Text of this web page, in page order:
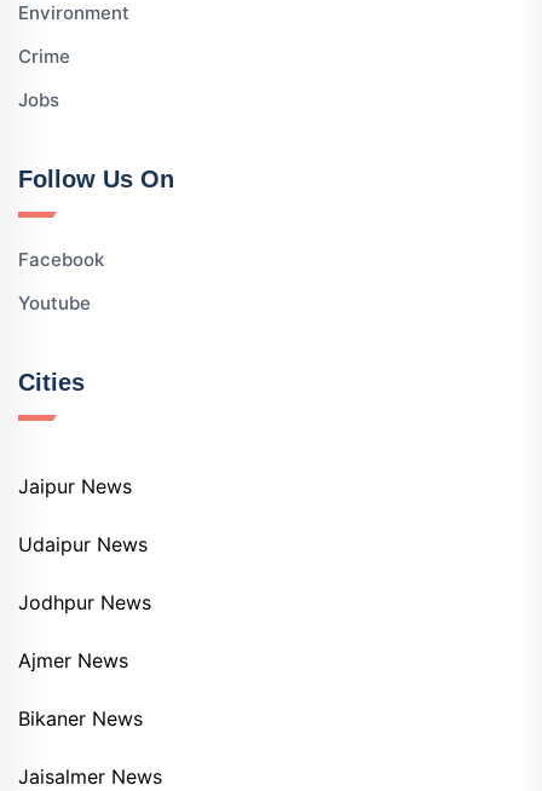
Environment
Crime
Jobs
Follow Us On
Facebook
Youtube
Cities
Jaipur News
Udaipur News
Jodhpur News
Ajmer News
Bikaner News
Jaisalmer News